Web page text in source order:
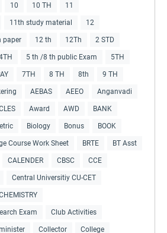
10 10 TH 11
11th study material 12
paper 12 th 12Th 2 STD
5 th /8 th public Exam 5TH
7TH 8 TH 8th 9 TH
AEBAS AEEO Anganvadi
Award AWD BANK
Biology Bonus BOOK
Course Work Sheet BRTE BT Asst
CALENDER CBSC CCE
Central Universitiy CU-CET
Exam Club Activities
Collector College